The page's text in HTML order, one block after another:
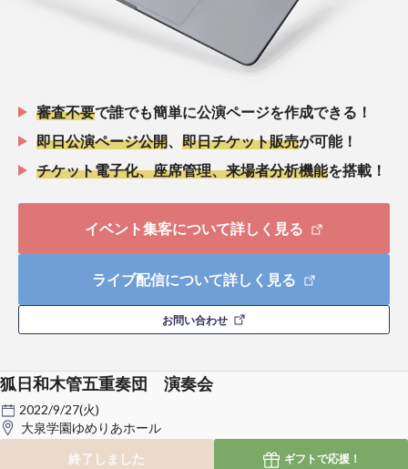
審査不要で誰でも簡単に公演ページを作成できる！
即日公演ページ公開
即日チケット販売が可能！
チケット電子化、座席管理、来場者分析機能を搭載！
イベント集客について詳しく見る
ライブ配信について詳しく見る
お問い合わせ
狐日和木管五重奏団 演奏会
2022/9/27(火)
大泉学園ゆめりあホール
終了しました
ギフトで応援！